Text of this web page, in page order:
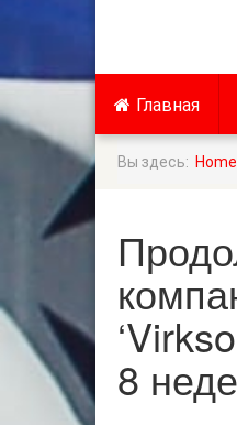
Главная
Вы здесь: Home
8